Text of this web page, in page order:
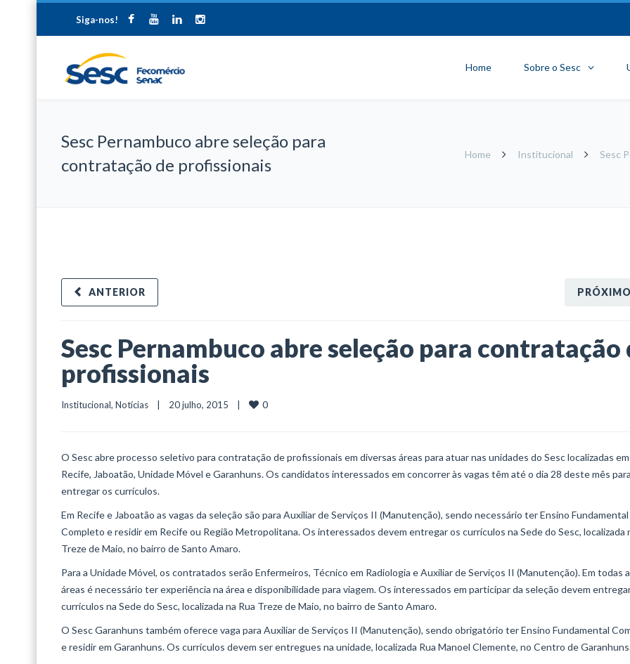
Siga-nos!
Home Sobre o Sesc
Sesc Pernambuco abre seleção para
contratação de profissionais
Home Institucional Sesc
PRÓXIMO
ANTERIOR
Sesc Pernambuco abre seleção para contratação
profissionais
Institucional, Notícias
    |    20 julho, 2015    |
0
O Sesc abre processo seletivo para contratação de profissionais em diversas áreas para atuar nas unidades do Sesc localizadas em
Recife, Jaboatão, Unidade Móvel e Garanhuns. Os candidatos interessados em concorrer às vagas têm até o dia 28 deste mês para
entregar os currículos.
Em Recife e Jaboatão as vagas da seleção são para Auxiliar de Serviços II (Manutenção), sendo necessário ter Ensino Fundamental
Completo e residir em Recife ou Região Metropolitana. Os interessados devem entregar os currículos na Sede do Sesc, localizada
Treze de Maio, no bairro de Santo Amaro.
Para a Unidade Móvel, os contratados serão Enfermeiros, Técnico em Radiologia e Auxiliar de Serviços II (Manutenção). Em todas
áreas é necessário ter experiência na área e disponibilidade para viagem. Os interessados em participar da seleção devem
currículos na Sede do Sesc, localizada na Rua Treze de Maio, no bairro de Santo Amaro.
O Sesc Garanhuns também oferece vaga para Auxiliar de Serviços II (Manutenção), sendo obrigatório ter Ensino Fundamental
e residir em Garanhuns. Os currículos devem ser entregues na unidade, localizada Rua Manoel Clemente, no Centro de